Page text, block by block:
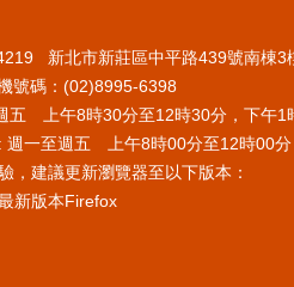
新北市新莊區中平路439號南棟3
號碼：(02)8995-6398
五 上午8時30分至12時30分，下午1
週一至週五 上午8時00分至12時00
，建議更新瀏覽器至以下版本：
新版本Firefox